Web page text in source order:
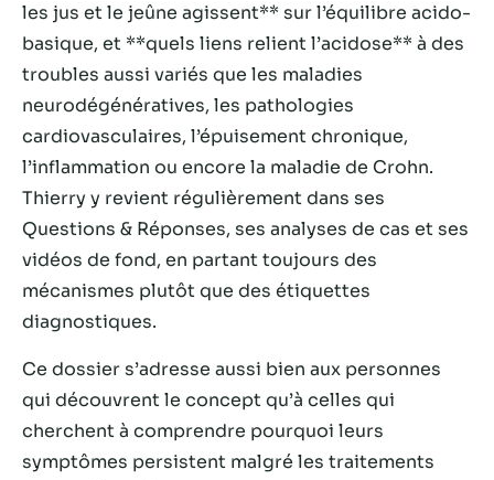
les jus et le jeûne agissent** sur l’équilibre acido-
basique, et **quels liens relient l’acidose** à des
troubles aussi variés que les maladies
neurodégénératives, les pathologies
cardiovasculaires, l’épuisement chronique,
l’inflammation ou encore la maladie de Crohn.
Thierry y revient régulièrement dans ses
Questions & Réponses, ses analyses de cas et ses
vidéos de fond, en partant toujours des
mécanismes plutôt que des étiquettes
diagnostiques.
Ce dossier s’adresse aussi bien aux personnes
qui découvrent le concept qu’à celles qui
cherchent à comprendre pourquoi leurs
symptômes persistent malgré les traitements
Nécessaire
facultatifs. Ils
sont
nécessaires au
fonctionnement
du site Web.